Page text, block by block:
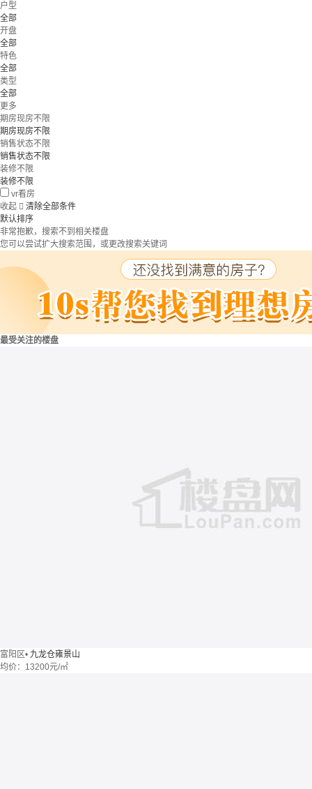
户型
全部
开盘
全部
特色
全部
类型
全部
更多
期房现房不限
期房现房不限
销售状态不限
销售状态不限
装修不限
装修不限
vr看房
收起  清除全部条件
默认排序
非常抱歉，搜索不到相关楼盘
您可以尝试扩大搜索范围，或更改搜索关键词
最受关注的楼盘
富阳区• 九龙仓雍景山
均价： 13200元/㎡